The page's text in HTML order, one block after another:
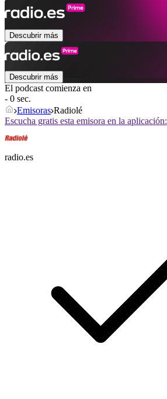
Descubrir más
Descubrir más
El podcast comienza en
- 0 sec.
Emisoras Radiolé
Escucha gratis esta emisora en la aplicación:
radio.es